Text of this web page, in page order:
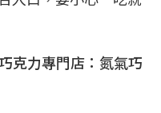
克力專門店：氮氣巧